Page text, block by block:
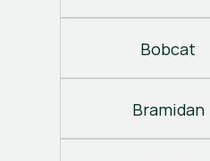
Bobcat
Bramidan